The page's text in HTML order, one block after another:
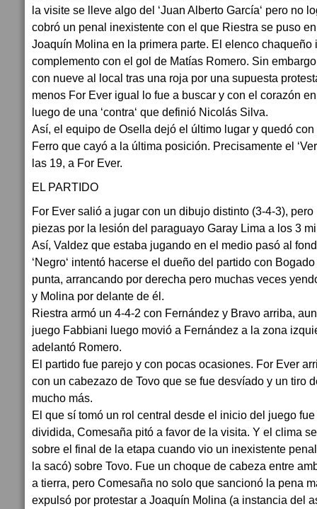
la visite se lleve algo del ‘Juan Alberto García‘ pero no
cobró un penal inexistente con el que Riestra se puso
Joaquín Molina en la primera parte. El elenco
complemento con el gol de Matías Romero. Sin
con nueve al local tras una roja por una supuesta
menos For Ever igual lo fue a buscar y con el corazón
luego de una ‘contra‘ que definió Nicolás Silva.
Así, el equipo de Osella dejó el último lugar y quedó
Ferro que cayó a la última posición. Precisamente el
las 19, a For Ever.
EL PARTIDO
For Ever salió a jugar con un dibujo distinto (3-4-3),
piezas por la lesión del paraguayo Garay Lima a los 3
Así, Valdez que estaba jugando en el medio pasó al
‘Negro‘ intentó hacerse el dueño del partido con
punta, arrancando por derecha pero muchas veces
y Molina por delante de él.
Riestra armó un 4-4-2 con Fernández y Bravo arriba,
juego Fabbiani luego movió a Fernández a la zona
adelantó Romero.
El partido fue parejo y con pocas ocasiones. For Ever
con un cabezazo de Tovo que se fue desvíado y un tiro
mucho más.
El que sí tomó un rol central desde el inicio del juego
dividida, Comesaña pitó a favor de la visita. Y el clima
sobre el final de la etapa cuando vio un inexistente
la sacó) sobre Tovo. Fue un choque de cabeza entre
a tierra, pero Comesaña no solo que sancionó la pena
expulsó por protestar a Joaquín Molina (a instancia del